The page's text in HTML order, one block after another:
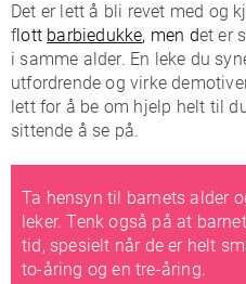
Det er lett å bli revet med og
flott barbiedukke, men det er
i samme alder. En leke du
utfordrende og virke
lett for å be om hjelp helt til
sittende å se på.
Ta hensyn til barnets alder
leker. Tenk også på at
tid, spesielt når de er helt
to-åring og en tre-åring.